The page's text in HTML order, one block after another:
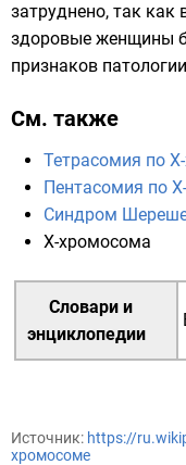
затруднено, так как
здоровые женщины
признаков
См. также
Тетрасомия по
Пентасомия по
Синдром
X-хромосома
Словари и
энциклопедии
Источник: https://
хромосоме